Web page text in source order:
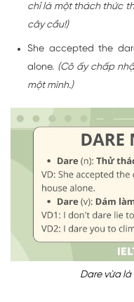
chỉ là một thách thức
cây cầu!)
She accepted the
alone. (Cô ấy chấp
một mình.)
Dare vừa